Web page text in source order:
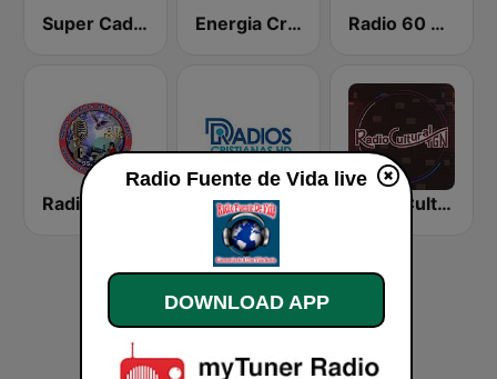
Super Cadena Cristiana Energia Cristiana Radio 60 70 80
Radio Cultural TGN
Radio Fuente de Vida live
DOWNLOAD APP